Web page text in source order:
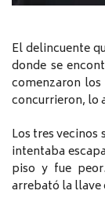
El delincuente
donde se
comenzaron
concurrieron, lo
Los tres vecinos
intentaba
piso y fue
arrebató la llave